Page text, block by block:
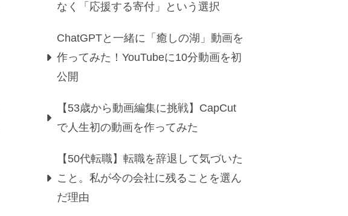
なく「応援する寄付」という選択
ChatGPTと一緒に「癒しの湖」動画を
作ってみた！YouTubeに10分動画を初
公開
【53歳から動画編集に挑戦】CapCut
で人生初の動画を作ってみた
【50代転職】転職を辞退して気づいた
こと。私が今の会社に残ることを選ん
だ理由